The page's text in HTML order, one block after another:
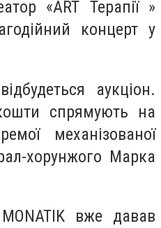
«ART Терапії »
концерт у
аукціон.
спрямують на
механізованої
хорунжого Марка
вже давав